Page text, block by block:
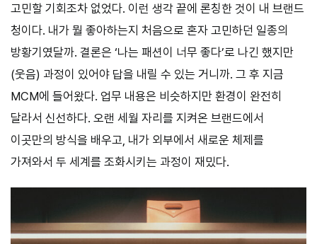
고민할 기회조차 없었다. 이런 생각 끝에 론칭한 것이 내 브랜드
청이다. 내가 뭘 좋아하는지 처음으로 혼자 고민하던 일종의
방황기였달까. 결론은 ‘나는 패션이 너무 좋다’로 나긴 했지만
(웃음) 과정이 있어야 답을 내릴 수 있는 거니까. 그 후 지금
MCM에 들어왔다. 업무 내용은 비슷하지만 환경이 완전히
달라서 신선하다. 오랜 세월 자리를 지켜온 브랜드에서
이곳만의 방식을 배우고, 내가 외부에서 새로운 체제를
가져와서 두 세계를 조화시키는 과정이 재밌다.